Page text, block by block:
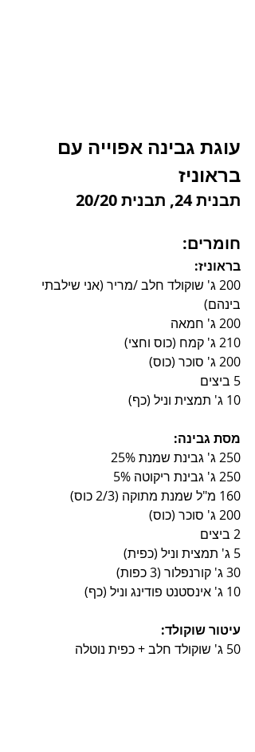
עוגת גבינה אפוייה עם
בראוניז
תבנית 24, תבנית 20/20
חומרים:
בראוניז:
200 ג' שוקולד חלב /מריר (אני שילבתי
בינהם)
200 ג' חמאה
210 ג' קמח (כוס וחצי)
200 ג' סוכר (כוס)
5 ביצים
10 ג' תמצית וניל (כף)
מסת גבינה:
250 ג' גבינת שמנת 25%
250 ג' גבינת ריקוטה 5%
160 מ"ל שמנת מתוקה (2/3 כוס)
200 ג' סוכר (כוס)
2 ביצים
5 ג' תמצית וניל (כפית)
30 ג' קורנפלור (3 כפות)
10 ג' אינסטנט פודינג וניל (כף)
עיטור שוקולד:
50 ג' שוקולד חלב + כפית נוטלה